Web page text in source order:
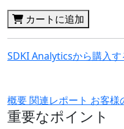
カートに追加
SDKI Analyticsから購入す
概要関連レポート お客様
重要なポイント